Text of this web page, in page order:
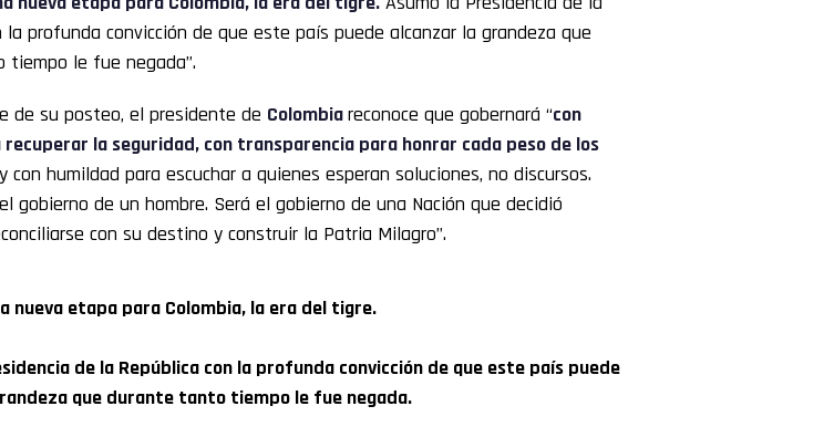
la profunda convicción de que este país puede alcanzar la grandeza que
le fue negada”.
de su posteo, el presidente de Colombiareconoce que gobernará “con
la seguridad, con transparencia para honrar cada peso de los
y con humildad para escuchar a quienes esperan soluciones, no discursos.
gobierno de un hombre. Será el gobierno de una Nación que decidió
con su destino y construir la Patria Milagro”.
nueva etapa para Colombia, la era del tigre.
de la República con la profunda convicción de que este país puede
que durante tanto tiempo le fue negada.